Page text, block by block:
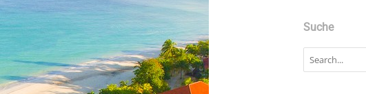
Suche